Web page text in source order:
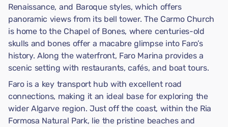
Renaissance, and Baroque styles, which offers
panoramic views from its bell tower. The Carmo Church
is home to the Chapel of Bones, where centuries-old
skulls and bones offer a macabre glimpse into Faro’s
history. Along the waterfront, Faro Marina provides a
scenic setting with restaurants, cafés, and boat tours.
Faro is a key transport hub with excellent road
connections, making it an ideal base for exploring the
wider Algarve region. Just off the coast, within the Ria
Formosa Natural Park, lie the pristine beaches and